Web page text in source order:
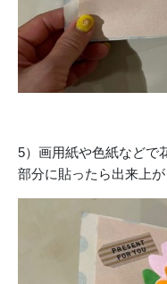
5）画用紙や色紙などで
部分に貼ったら出来上が